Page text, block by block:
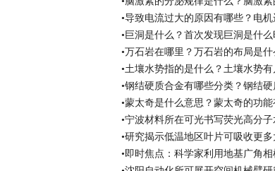
•导致电流过大的原因有哪些？电
•巨洞是什么？首次发现巨洞是什么
•万石岩在哪里？万石岩的布局是什
•土壤水势指的是什么？土壤水势有
•钢结硬质合金有哪些分类？钢结
•蒙太奇是什么意思？蒙太奇的功能
•宁波材料所在可光书写荧光高分
•研究揭示低温地区叶片可吸收更
•即时焦点：科学家利用地基广角